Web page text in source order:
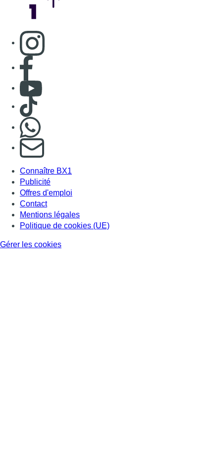
Consulter page Instagram
Consulter page Facebook
Consulter Youtube
Consulter TikTok
S'abonner à notre newsletter
Connaître BX1
Publicité
Offres d'emploi
Contact
Mentions légales
Politique de cookies (UE)
Gérer les cookies